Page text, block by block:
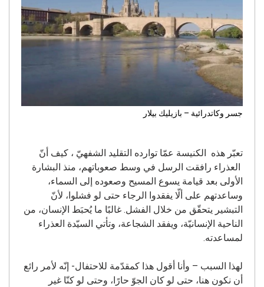
جسر وكاتدرائية – بازيليك بيلار
تعبّر هذه الكنيسة عمّا توارده التقليد الشفهيّ ، كيف أنّ
العذراء رافقت الرسل في وسط صعوباتهم، منذ البشارة
الأولى بعد قيامة يسوع المسيح وصعوده إلى السماء،
وساعدتهم على ألّا يفقدوا الرجاء حتى لو فشلوا، لأنّ
التبشير يتحقّق من خلال الفشل. غالبًا ما يُحبَط الإنسان، من
الناحية الإنسانيّة، ويفقد الشجاعة، وتأتي السيّدة العذراء
لمساعدته.
لهذا السبب – وأنا أقول هذا كمقدّمة للاحتفال- إنّه لأمر رائع
أن نكون هنا، حتى لو كان الجوّ حارًا، وحتى لو كنّا غير